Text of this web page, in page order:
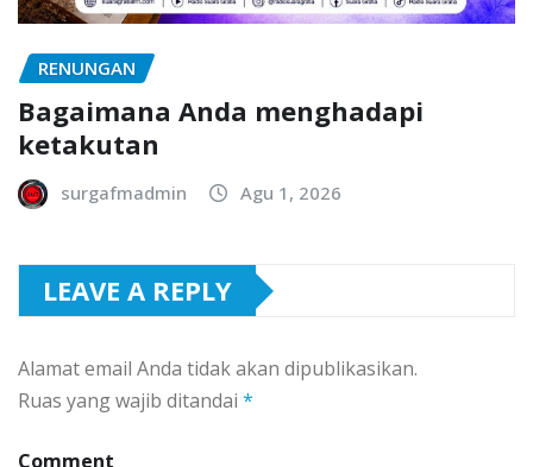
RENUNGAN
Bagaimana Anda menghadapi
ketakutan
surgafmadmin Agu 1, 2026
LEAVE A REPLY
Alamat email Anda tidak akan dipublikasikan.
Ruas yang wajib ditandai *
Comment